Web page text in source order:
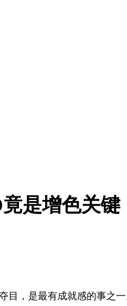
是增色关键
目，是最有成就感的事之